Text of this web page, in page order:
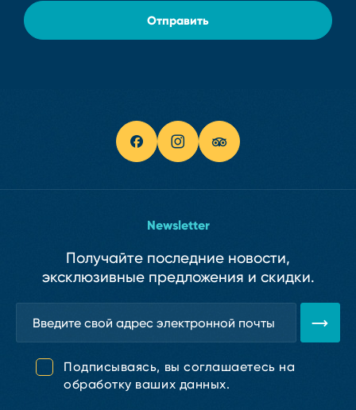
Отправить
Newsletter
Получайте последние новости,
эксклюзивные предложения и скидки.
Подписываясь, вы соглашаетесь на
обработку ваших данных.